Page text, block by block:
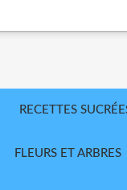
RECETTES
FLEURS ET ARBRES